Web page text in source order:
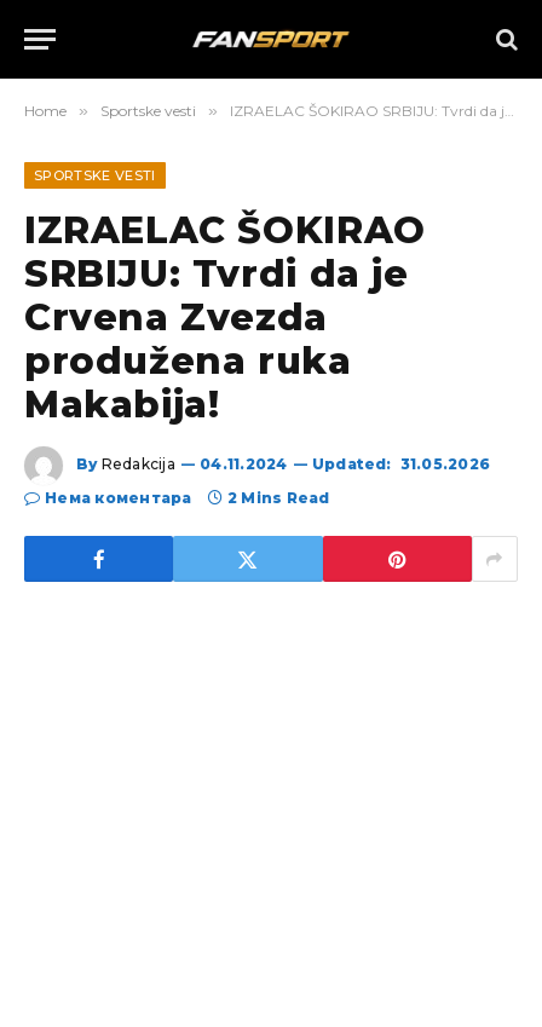
Home » Sportske vesti » IZRAELAC ŠOKIRAO SRBIJU: Tvrdi da je Crvena Zvezda produžena ruka Makabija!
SPORTSKE VESTI
IZRAELAC ŠOKIRAO
SRBIJU: Tvrdi da je
Crvena Zvezda
produžena ruka
Makabija!
By Redakcija 04.11.2024 Updated: 31.05.2026
Нема коментара
2 Mins Read